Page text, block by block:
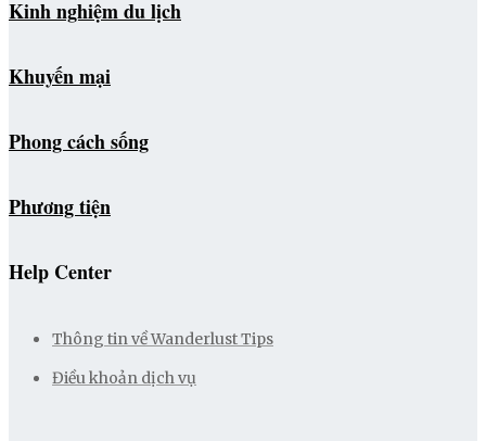
Kinh nghiệm du lịch
Khuyến mại
Phong cách sống
Phương tiện
Help Center
Thông tin về Wanderlust Tips
Điều khoản dịch vụ